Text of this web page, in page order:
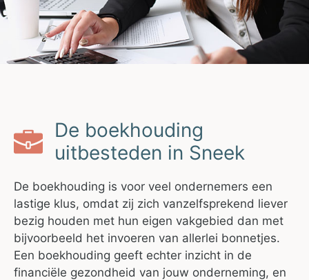
De boekhouding
uitbesteden in Sneek
De boekhouding is voor veel ondernemers een
lastige klus, omdat zij zich vanzelfsprekend liever
bezig houden met hun eigen vakgebied dan met
bijvoorbeeld het invoeren van allerlei bonnetjes.
Een boekhouding geeft echter inzicht in de
financiële gezondheid van jouw onderneming, en